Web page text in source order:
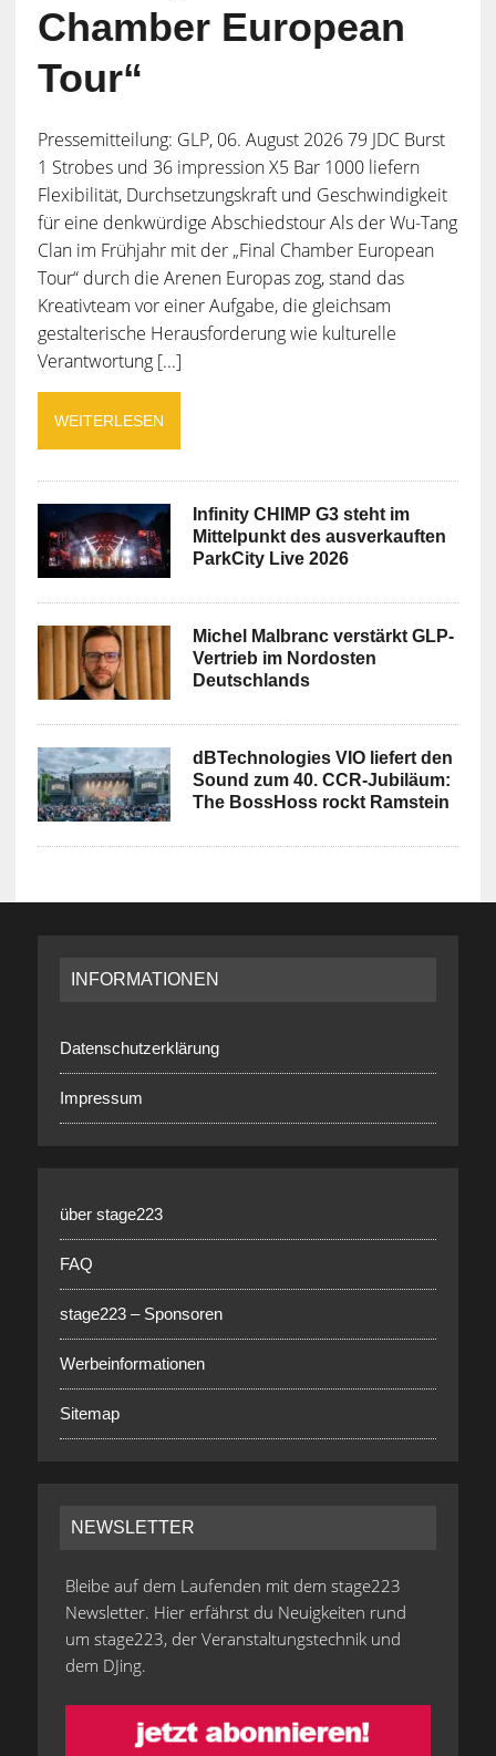
Chamber European
Tour“
Pressemitteilung: GLP, 06. August 2026 79 JDC Burst
1 Strobes und 36 impression X5 Bar 1000 liefern
Flexibilität, Durchsetzungskraft und Geschwindigkeit
für eine denkwürdige Abschiedstour Als der Wu-Tang
Clan im Frühjahr mit der „Final Chamber European
Tour“ durch die Arenen Europas zog, stand das
Kreativteam vor einer Aufgabe, die gleichsam
gestalterische Herausforderung wie kulturelle
Verantwortung [...]
WEITERLESEN
Infinity CHIMP G3 steht im
Mittelpunkt des ausverkauften
ParkCity Live 2026
Michel Malbranc verstärkt GLP-
Vertrieb im Nordosten
Deutschlands
dBTechnologies VIO liefert den
Sound zum 40. CCR-Jubiläum:
The BossHoss rockt Ramstein
INFORMATIONEN
Datenschutzerklärung
Impressum
über stage223
FAQ
stage223 – Sponsoren
Werbeinformationen
Sitemap
NEWSLETTER
Bleibe auf dem Laufenden mit dem stage223
Newsletter. Hier erfährst du Neuigkeiten rund
um stage223, der Veranstaltungstechnik und
dem DJing.